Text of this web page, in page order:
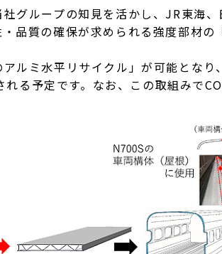
グループの知見を活かし、JR東海
品質の確保が求められる強度部材
ルミ水平リサイクル」が可能とな
る予定です。なお、この取組みで